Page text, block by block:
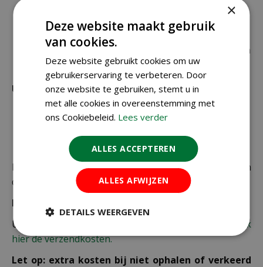
brievenbuspost worden verzonden.
€ 6,99 voor bestellingen onder € 49,95 voor de
rest van de producten die via pakketpost worden
verzonden.
Uitzonderlijke verzendkosten
Er word standaard € 4,99 verzendkosten
maximale afmetingen vallen.
De juiste verzendkosten worden in de laatste stap van
de winkelwagen berekend.
Bezorgkosten overige landen:
Uiteraard verzenden wij ook buiten Nederland,
bekijk
hier de verzendkosten.
Let op: extra kosten bij niet ophalen of verkeerd
×
Deze website maakt gebruik
van cookies.
Deze website gebruikt cookies om uw
gebruikerservaring te verbeteren. Door
onze website te gebruiken, stemt u in
met alle cookies in overeenstemming met
ons Cookiebeleid. Lees verder
ALLES ACCEPTEREN
ALLES AFWIJZEN
DETAILS WEERGEVEN